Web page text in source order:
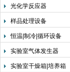
光化学反应器
样品处理设备
恒温|制冷|循环设备
实验室气体发生器
实验室干燥箱|培养箱